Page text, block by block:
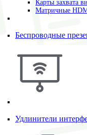
Карты захвата
Матричные
Беспроводные
Удлинители